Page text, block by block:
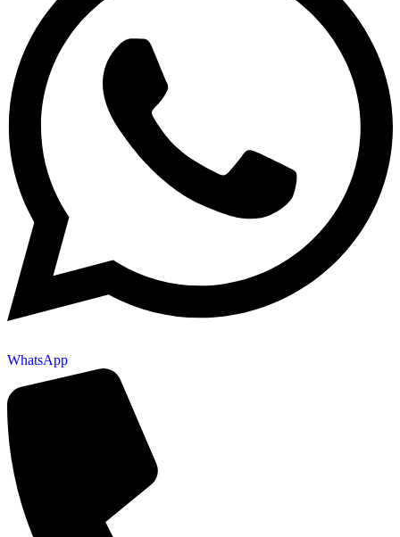
WhatsApp